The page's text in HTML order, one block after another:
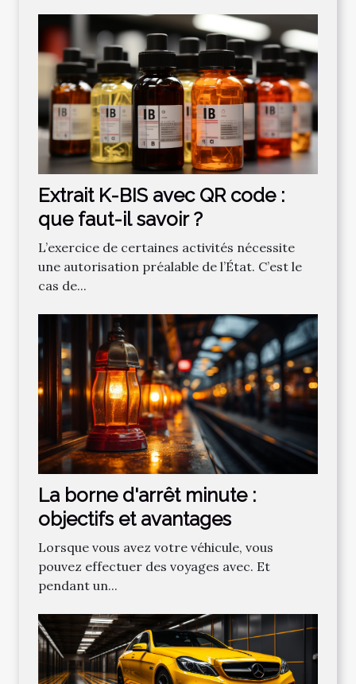
Extrait K-BIS avec QR code :
que faut-il savoir ?
L’exercice de certaines activités nécessite
une autorisation préalable de l’État. C’est le
cas de...
La borne d'arrêt minute :
objectifs et avantages
Lorsque vous avez votre véhicule, vous
pouvez effectuer des voyages avec. Et
pendant un...